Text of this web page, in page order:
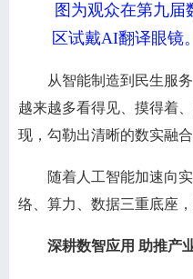
图为观众在第九届
区试戴AI翻译眼镜
从智能制造到民生服务
越来越多看得见、摸得着
现，勾勒出清晰的数实融合
随着人工智能加速向实
络、算力、数据三重底座
深耕数智应用 助推产